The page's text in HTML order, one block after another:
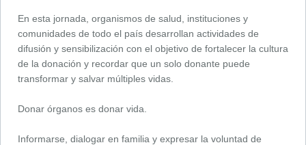
En esta jornada, organismos de salud, instituciones y
comunidades de todo el país desarrollan actividades de
difusión y sensibilización con el objetivo de fortalecer la cultura
de la donación y recordar que un solo donante puede
transformar y salvar múltiples vidas.
Donar órganos es donar vida.
Informarse, dialogar en familia y expresar la voluntad de